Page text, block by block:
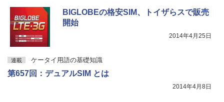
BIGLOBEの格安SIM、トイザらスで販売
開始
2014年4月25日
連載 ケータイ用語の基礎知識
第657回：デュアルSIM とは
2014年4月8日